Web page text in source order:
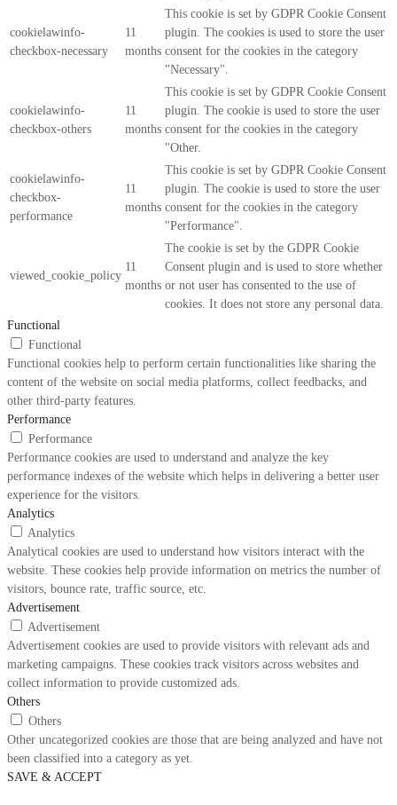
cookielawinfo-
checkbox-necessary
11
months
This cookie is set by GDPR Cookie Consent
plugin. The cookies is used to store the user
consent for the cookies in the category
"Necessary".
cookielawinfo-
checkbox-others
11
months
This cookie is set by GDPR Cookie Consent
plugin. The cookie is used to store the user
consent for the cookies in the category
"Other.
cookielawinfo-
checkbox-
performance
11
months
This cookie is set by GDPR Cookie Consent
plugin. The cookie is used to store the user
consent for the cookies in the category
"Performance".
viewed_cookie_policy
11
months
The cookie is set by the GDPR Cookie
Consent plugin and is used to store whether
or not user has consented to the use of
cookies. It does not store any personal data.
Functional
Functional
Functional cookies help to perform certain functionalities like sharing the
content of the website on social media platforms, collect feedbacks, and
other third-party features.
Performance
Performance
Performance cookies are used to understand and analyze the key
performance indexes of the website which helps in delivering a better user
experience for the visitors.
Analytics
Analytics
Analytical cookies are used to understand how visitors interact with the
website. These cookies help provide information on metrics the number of
visitors, bounce rate, traffic source, etc.
Advertisement
Advertisement
Advertisement cookies are used to provide visitors with relevant ads and
marketing campaigns. These cookies track visitors across websites and
collect information to provide customized ads.
Others
Others
Other uncategorized cookies are those that are being analyzed and have not
been classified into a category as yet.
SAVE & ACCEPT